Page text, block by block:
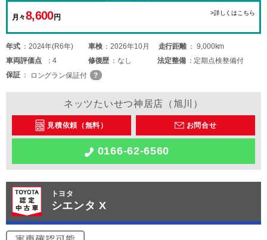
月々8,600円
>詳しくはこちら
年式 2024年(R6年) 車検 2026年10月 走行距離
9,000km
車両評価点 4 修復歴 なし 法定整備
定期点検整備付
保証
ロングラン保証付
ネッツたいせつ神居店（旭川）
見積依頼（無料） お問合せ
0166-62-6560
トヨタ
シエンタ X